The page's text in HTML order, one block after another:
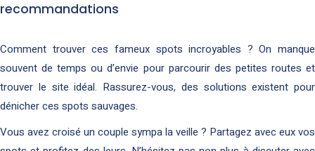
recommandations
Comment trouver ces fameux spots incroyables ? On manque
souvent de temps ou d’envie pour parcourir des petites routes et
trouver le site idéal. Rassurez-vous, des solutions existent pour
dénicher ces spots sauvages.
Vous avez croisé un couple sympa la veille ? Partagez avec eux vos